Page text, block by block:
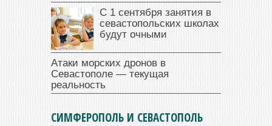
С 1 сентября занятия в
севастопольских школах
будут очными
Атаки морских дронов в
Севастополе — текущая
реальность
СИМФЕРОПОЛЬ И СЕВАСТОПОЛЬ